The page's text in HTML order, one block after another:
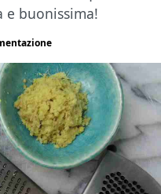
e buonissima!